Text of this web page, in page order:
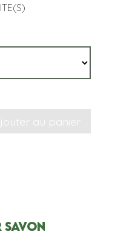
au panier
SAVON